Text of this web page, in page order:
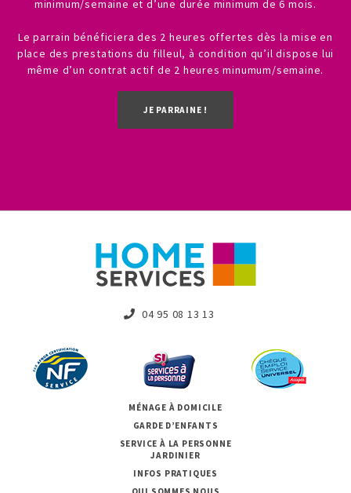
minimum/semaine et d’une durée minimum de 6 mois.
Le parrain bénéficiera des 2 heures offertes dès la mise en
place des prestations du filleul, à condition qu’il dispose lui
même d’un contrat actif de 2 heures minumum/semaine.
JE PARRAINE !
04 95 08 13 13
MÉNAGE À DOMICILE
GARDE D’ENFANTS
SERVICE À LA PERSONNE
JARDINIER
INFOS PRATIQUES